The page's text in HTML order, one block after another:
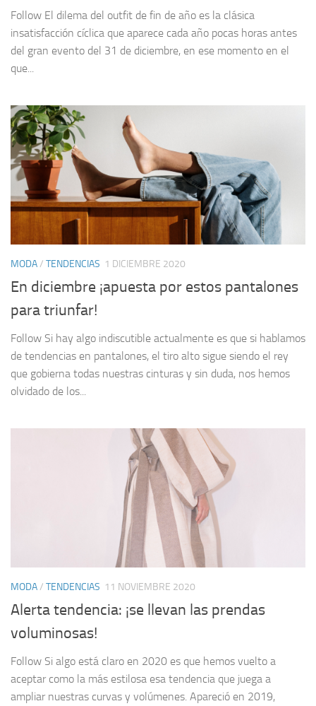
Follow El dilema del outfit de fin de año es la clásica
insatisfacción cíclica que aparece cada año pocas horas antes
del gran evento del 31 de diciembre, en ese momento en el
que...
MODA/ TENDENCIAS 1 DICIEMBRE 2020
En diciembre ¡apuesta por estos pantalones
para triunfar!
Follow Si hay algo indiscutible actualmente es que si hablamos
de tendencias en pantalones, el tiro alto sigue siendo el rey
que gobierna todas nuestras cinturas y sin duda, nos hemos
olvidado de los...
MODA/ TENDENCIAS 11 NOVIEMBRE 2020
Alerta tendencia: ¡se llevan las prendas
voluminosas!
Follow Si algo está claro en 2020 es que hemos vuelto a
aceptar como la más estilosa esa tendencia que juega a
ampliar nuestras curvas y volúmenes. Apareció en 2019,